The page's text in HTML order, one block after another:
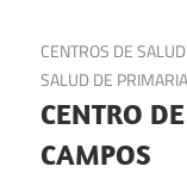
España
24 de julio de 2025
CENTROS DE
SALUD DE
CENTRO
CAMPOS